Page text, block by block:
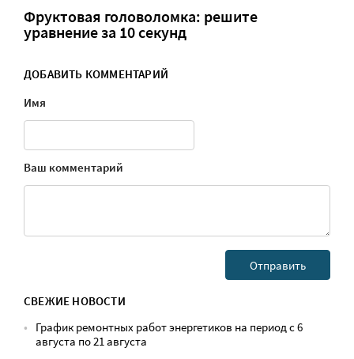
Фруктовая головоломка: решите
уравнение за 10 секунд
ДОБАВИТЬ КОММЕНТАРИЙ
Имя
Ваш комментарий
СВЕЖИЕ НОВОСТИ
График ремонтных работ энергетиков на период с 6
августа по 21 августа